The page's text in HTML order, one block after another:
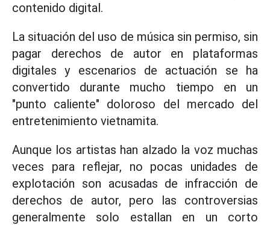
contenido digital.
La situación del uso de música sin permiso, sin
pagar derechos de autor en plataformas
digitales y escenarios de actuación se ha
convertido durante mucho tiempo en un
"punto caliente" doloroso del mercado del
entretenimiento vietnamita.
Aunque los artistas han alzado la voz muchas
veces para reflejar, no pocas unidades de
explotación son acusadas de infracción de
derechos de autor, pero las controversias
generalmente solo estallan en un corto